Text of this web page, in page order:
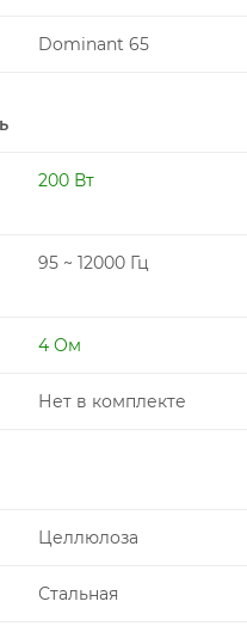
Dominant 65
200 Вт
95 ~ 12000 Гц
4 Ом
Нет в комплекте
Целлюлоза
Стальная